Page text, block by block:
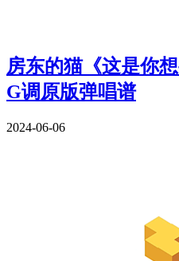
房东的猫《这是你
G调原版弹唱谱
2024-06-06